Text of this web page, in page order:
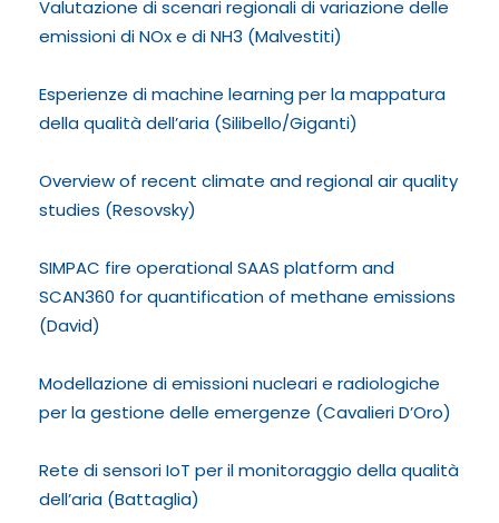
Valutazione di scenari regionali di variazione delle
emissioni di NOx e di NH3 (Malvestiti)
Esperienze di machine learning per la mappatura
della qualità dell’aria (Silibello/Giganti)
Overview of recent climate and regional air quality
studies (Resovsky)
SIMPAC fire operational SAAS platform and
SCAN360 for quantification of methane emissions
(David)
Modellazione di emissioni nucleari e radiologiche
per la gestione delle emergenze (Cavalieri D’Oro)
Rete di sensori IoT per il monitoraggio della qualità
dell’aria (Battaglia)